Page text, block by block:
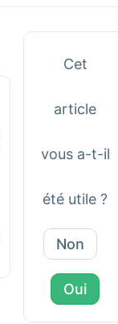
Cet
article
vous a-t-il
été utile ?
Non
Oui